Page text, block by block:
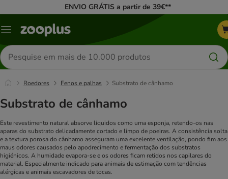
ENVIO GRÁTIS a partir de 39€**
Menu
Pesquisar
produtos
Roedores Fenos e palhas Substrato de cânhamo
Substrato de cânhamo
Este revestimento natural absorve líquidos como uma esponja, retendo-os nas
aparas do substrato delicadamente cortado e limpo de poeiras. A consistência solta
e a textura porosa do cânhamo asseguram uma excelente ventilação, pondo fim aos
maus odores causados pelo apodrecimento e fermentação dos substratos
higiénicos. A humidade evapora-se e os odores ficam retidos nos capilares do
material. Especialmente indicado para animais de estimação com tendências
alérgicas e animais escavadores de tocas.